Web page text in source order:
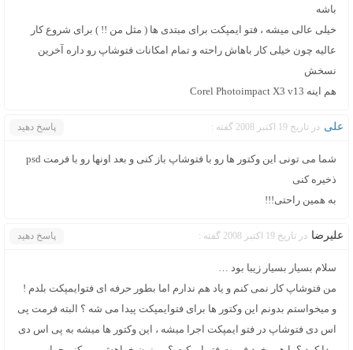
باشه
خیلی عالی میشه ، فتو ایمپکت برای مبتدی ها ( مثل من !! ) برای شروع کار
عالیه چون خیلی کار باهاش راحته و تمام امکانات فتوشاپ رو داره آخرین
نسخش
هم اینه Corel Photoimpact X3 v13
علی در تاریخ 19 اکتبر 2008 گفته : پاسخ دهید
شما می تونی این وکتور ها رو با فتوشاپ باز کنی و بعد اونها رو با فرمت psd
ذخیره کنی
به همین راحتی!!!
علیرضا در تاریخ 19 اکتبر 2008 گفته : پاسخ دهید
سلام بسیار بسیار زیبا بود …
من فتوشاپ کار نمی کنم و یاد هم ندارم اما بطور حرفه ای فتوایمپکت بلدم !
و میخواستم بدونم این وکتور ها برای فتوایمپکت پیدا می شه ؟ البته فرمت پی
اس دی فتوشاپ در فتو ایمپکت اجرا میشه ، این وکتور ها میشه به پی اس دی